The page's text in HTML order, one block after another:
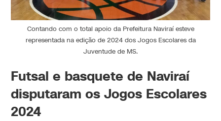
Contando com o total apoio da Prefeitura Naviraí esteve
representada na edição de 2024 dos Jogos Escolares da
Juventude de MS.
Futsal e basquete de Naviraí
disputaram os Jogos Escolares
2024